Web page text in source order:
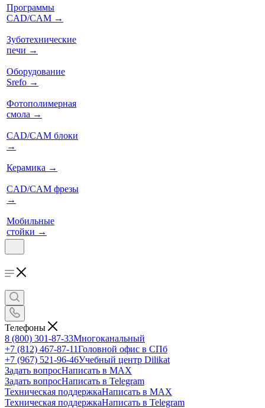
Программы
CAD/CAM →
Зуботехнические
печи →
Оборудование
Srefo →
Фотополимерная
смола →
CAD/CAM блоки
→
Керамика →
CAD/CAM фрезы
→
Мобильные
стойки →
Телефоны
8 (800) 301-87-33Многоканальный
+7 (812) 467-87-11Головной офис в СПб
+7 (967) 521-96-46Учебный центр Dilikat
Задать вопросНаписать в MAX
Задать вопросНаписать в Telegram
Техническая поддержкаНаписать в MAX
Техническая поддержкаНаписать в Telegram